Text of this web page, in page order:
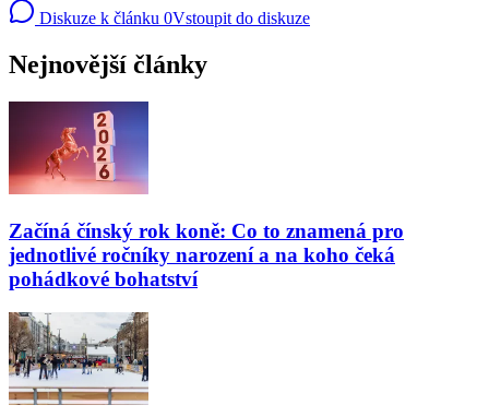
Diskuze k článku 0Vstoupit do diskuze
Nejnovější články
Začíná čínský rok koně: Co to znamená pro
jednotlivé ročníky narození a na koho čeká
pohádkové bohatství